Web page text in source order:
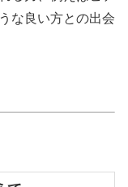
な良い方との出会